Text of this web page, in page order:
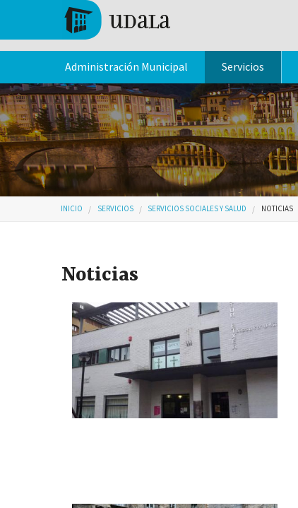
Pasar al contenido principal
Administración Municipal Servicios
Usted está aquí
INICIO SERVICIOS SERVICIOS SOCIALES Y SALUD NOTICIAS
Noticias